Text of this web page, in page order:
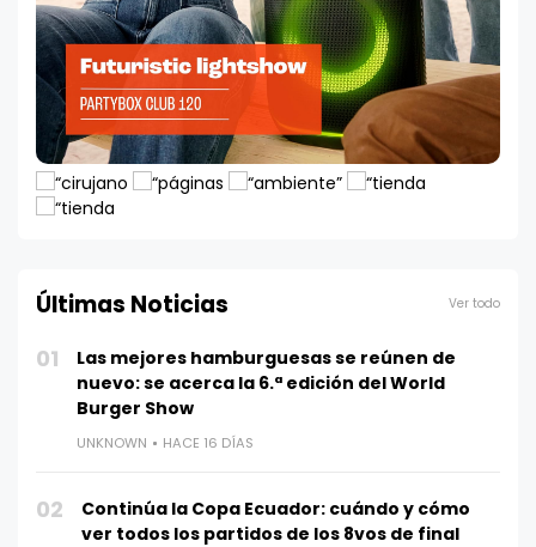
Últimas Noticias Ver todo
01
Las mejores hamburguesas se reúnen de
nuevo: se acerca la 6.ª edición del World
Burger Show
UNKNOWN HACE 16 DÍAS
02
Continúa la Copa Ecuador: cuándo y cómo
ver todos los partidos de los 8vos de final